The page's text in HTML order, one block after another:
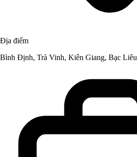
Địa điểm
Bình Định, Trà Vinh, Kiên Giang, Bạc Liêu